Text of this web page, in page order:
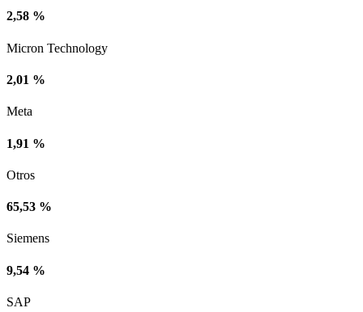
2,58 %
Micron Technology
2,01 %
Meta
1,91 %
Otros
65,53 %
Siemens
9,54 %
SAP